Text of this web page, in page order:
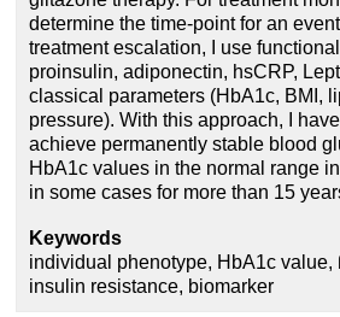
determine the time-point for an
treatment escalation, I use
proinsulin, adiponectin, hsCRP,
classical parameters (HbA1c, BMI,
pressure). With this approach, I
achieve permanently stable blood
HbA1c values in the normal range
in some cases for more than 15
Keywords
individual phenotype, HbA1c value,
insulin resistance, biomarker